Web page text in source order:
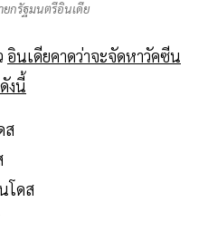
ยกรัฐมนตรีอินเดีย
อินเดียคาดว่าจะจัดหาวัคซีน
งนี้
ส
โดส